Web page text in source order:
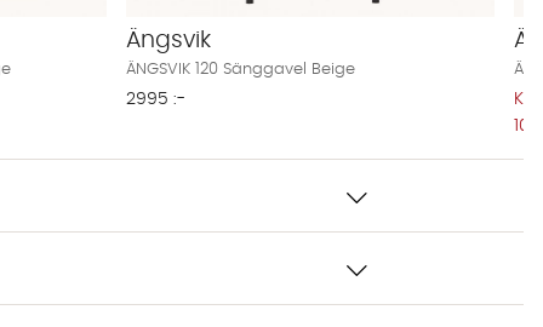
Ängsvik
ÄNGSVIK 120 Sänggavel Beige
2995 :-